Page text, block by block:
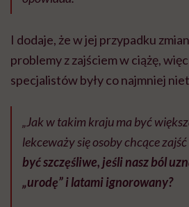
I dodaje, że w jej przypadku
problemy z zajściem w ciążę,
specjalistów były co najmniej
„Jak w takim kraju ma być
lekceważy się osoby chcące
być szczęśliwe, jeśli nasz ból
„urodę” i latami ignorowany?